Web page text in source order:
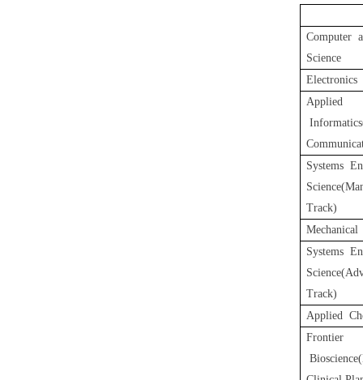
Computer
Science
Electronics
Applied
Systems
Track)
Systems
Track)
Applied
Frontier